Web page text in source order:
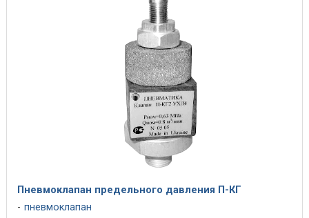
Пневмоклапан предельного давления П-КГ
пневмоклапан